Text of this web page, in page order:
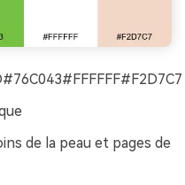
de la peau et pages de